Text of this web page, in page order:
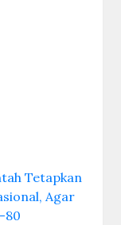
Tetapkan
Agar
80